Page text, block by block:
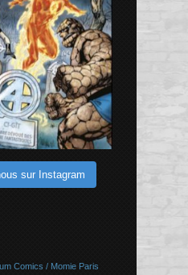
sur Instagram
Comics / Momie Paris